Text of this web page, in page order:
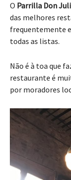
O Parrilla Don
das melhores
frequentemente
todas as listas.
Não é à toa que
restaurante é
por moradores